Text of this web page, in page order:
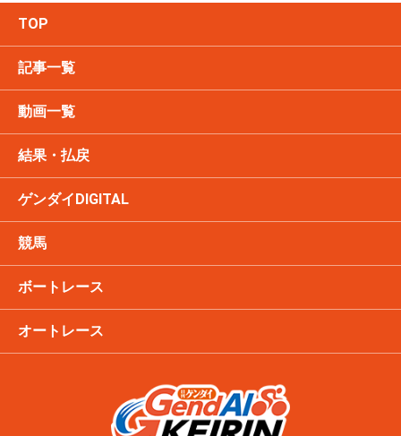
TOP
記事一覧
動画一覧
結果・払戻
ゲンダイDIGITAL
競馬
ボートレース
オートレース